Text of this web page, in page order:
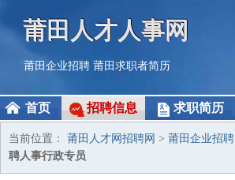
莆田人才人事网
莆田企业招聘 莆田求职者简历
首页 招聘信息 求职简历
当前位置： 莆田人才网招聘网 > 莆田企业招聘
聘人事行政专员